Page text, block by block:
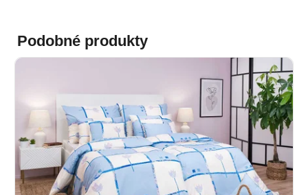
Podobné produkty